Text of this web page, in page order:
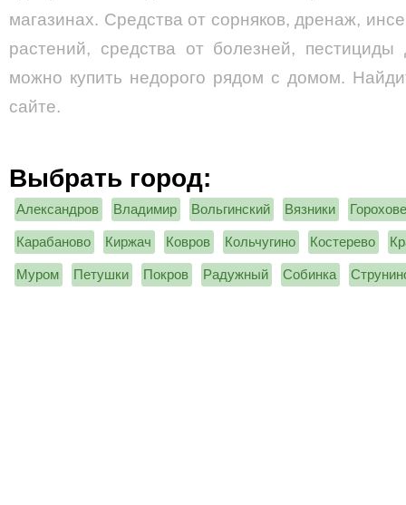
магазинах. Средства от сорняков, дренаж,
растений, средства от болезней,
можно купить недорого рядом с домом.
сайте.
Выбрать город:
Александров Владимир Вольгинский Вязники
Карабаново Киржач Ковров Кольчугино Костерево
Муром Петушки Покров Радужный Собинка